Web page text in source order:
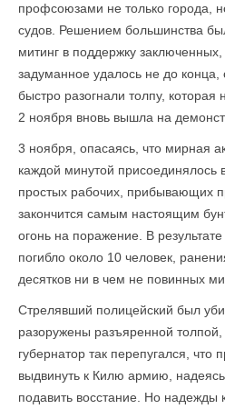
профсоюзами не только города,
судов. Решением большинства
митинг в поддержку
задуманное удалось не до
быстро разогнали толпу, которая
2 ноября вновь вышла на
3 ноября, опасаясь, что мирная
каждой минутой присоединялось
простых рабочих, прибывающих
закончится самым настоящим
огонь на поражение. В
погибло около 10 человек,
десятков ни в чем не повинных
Стрелявший полицейский был
разоружены разъяренной толпой,
губернатор так перепугался, что
выдвинуть к Килю армию,
подавить восстание. Но надежды